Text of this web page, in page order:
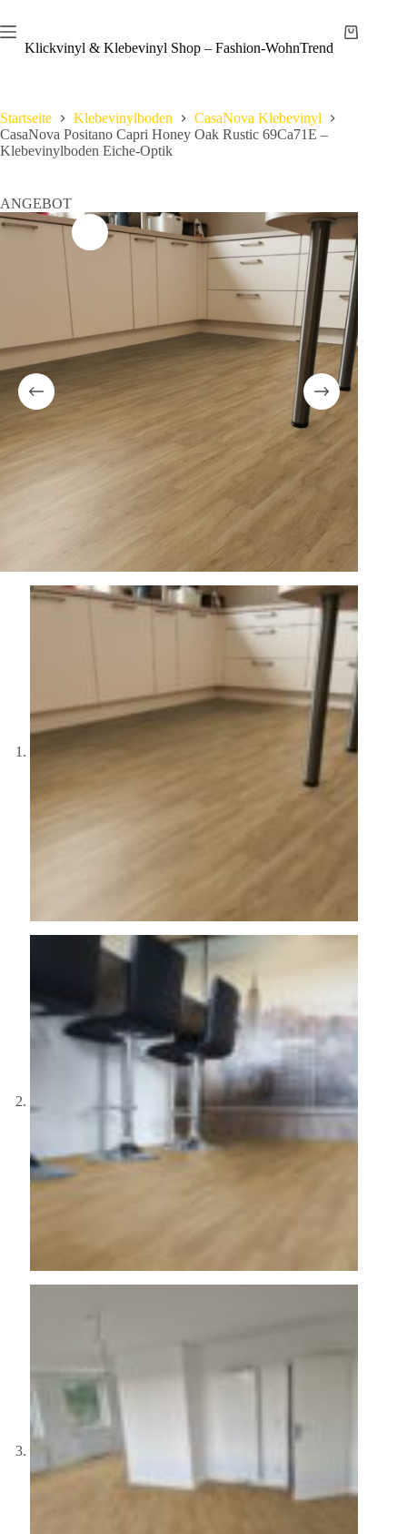
Inhalt
springenKlickvinyl & Klebevinyl Shop – Fashion-WohnTrend
Warenkorb
Startseite Klebevinylboden
CasaNova Klebevinyl
CasaNova Positano Capri Honey Oak Rustic 69Ca71E –
Klebevinylboden Eiche-Optik
ANGEBOT